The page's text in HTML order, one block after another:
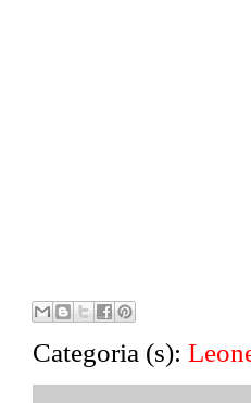
Categoria (s):